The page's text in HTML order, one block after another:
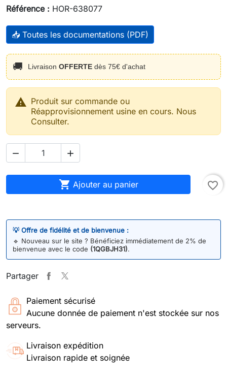
Référence : HOR-638077
📥 Toutes les documentations (PDF)
🚚 Livraison OFFERTE dès 75€ d'achat
 Produit sur commande ou
Réapprovisionnement usine en cours. Nous
Consulter.
 
 Ajouter au panier favorite_border
💡 Offre de fidélité et de bienvenue :
🔹 Nouveau sur le site ? Bénéficiez immédiatement de 2% de
bienvenue avec le code (1QGBJH31).
Partager
Paiement sécurisé
Aucune donnée de paiement n'est stockée sur nos
serveurs.
Livraison expédition
Livraison rapide et soignée